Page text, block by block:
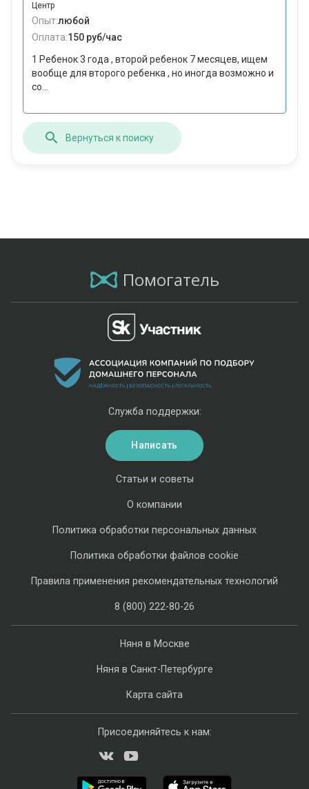
Центр
Опыт:любой
Оплата:150 руб/час
1 Ребенок 3 года , второй ребенок 7 месяцев, ищем
вообще для второго ребенка , но иногда возможно и
со...
Вернуться к поиску
Помогатель
Няня в Москве
Няня в Санкт-Петербурге
Карта сайта
Статьи и советы
О компании
Политика обработки персональных данных
Политика обработки файлов cookie
Правила применения рекомендательных технологий
8 (800) 222-80-26
Служба поддержки:
Написать
Присоединяйтесь к нам: